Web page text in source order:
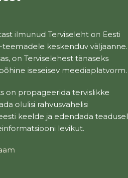
ilmunud Terviseleht on Eesti
keskenduv väljaanne.
on Terviselehest tänaseks
iseseisev meediaplatvorm.
on propageerida tervislikke
olulisi rahvusvahelisi
keelde ja edendada teadusel
levikut.